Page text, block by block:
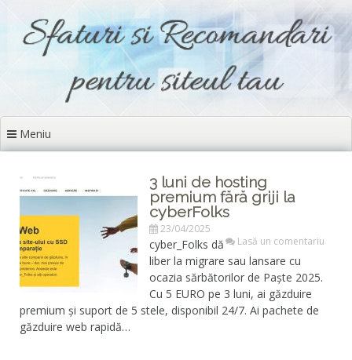
conținut
Meniu
3 luni de hosting
premium fără griji la
cyberFolks
23/04/2025
Lasă un comentariu
cyber_Folks dă
liber la migrare sau lansare cu
ocazia sărbătorilor de Paște 2025.
Cu 5 EURO pe 3 luni, ai găzduire
premium și suport de 5 stele, disponibil 24/7. Ai pachete de
găzduire web rapidă…